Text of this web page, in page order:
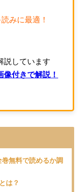
みに最適！
説しています
付きで解説！
無料で読めるか調
は？